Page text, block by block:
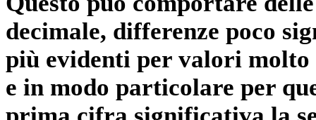
decimale, differenze poco
più evidenti per valori
e in modo particolare per